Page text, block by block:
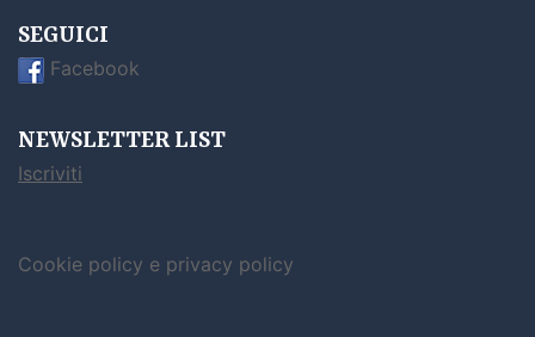
SEGUICI
Facebook
NEWSLETTER LIST
Iscriviti
Cookie policy e privacy policy